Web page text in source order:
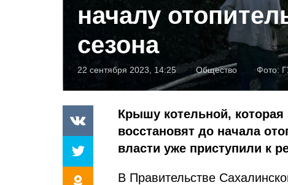
началу
сезона
22 сентября 2023, 14:25 Общество Фото:
Крышу котельной, которая
восстановят до начала
власти уже приступили к
В Правительстве